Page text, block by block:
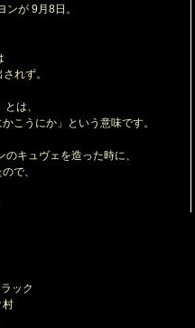
が 9月8日。
れず。
は、
こうにか」という意味です。
キュヴェを造った時に、
で、
ック
村